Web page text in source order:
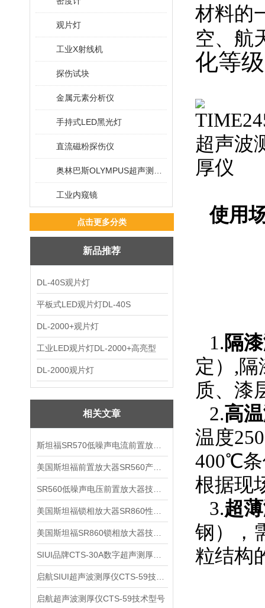
观片灯
工业X射线机
探伤试块
金属元素分析仪
手持式LED黑光灯
直流磁粉探伤仪
工业内窥镜
点击更多分类
新品推荐
DL-40S观片灯
平板式LED观片灯DL-40S
DL-2000+观片灯
工业LED观片灯DL-2000+高亮型
DL-2000观片灯
相关文章
启航超声波测厚仪CTS-59技术型号
材料的
空、航
化等
使用
1.隔
定）,隔
质、漆
2.高
温度
400℃条
根据现
3.超
钢），
粒结构